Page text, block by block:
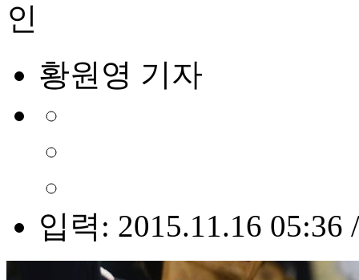
인
황원영 기자
입력: 2015.11.16 05:36